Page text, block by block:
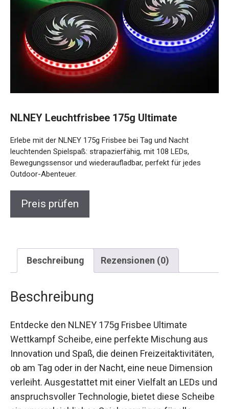
leuchtenden Spielspaß: strapazierfähig, mit 108 LEDs,
Bewegungssensor und wiederaufladbar, perfekt für jedes
Outdoor-Abenteuer.
Beschreibung Rezensionen (0)
Beschreibung
Wettkampf Scheibe, eine perfekte Mischung aus
Innovation und Spaß, die deinen
Freizeitaktivitäten, ob am Tag oder in der Nacht,
eine neue Dimension verleiht. Ausgestattet mit
einer Vielfalt an LEDs und anspruchsvoller
Technologie, bietet diese Scheibe ein